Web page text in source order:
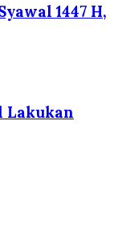
1447 H,
Lakukan